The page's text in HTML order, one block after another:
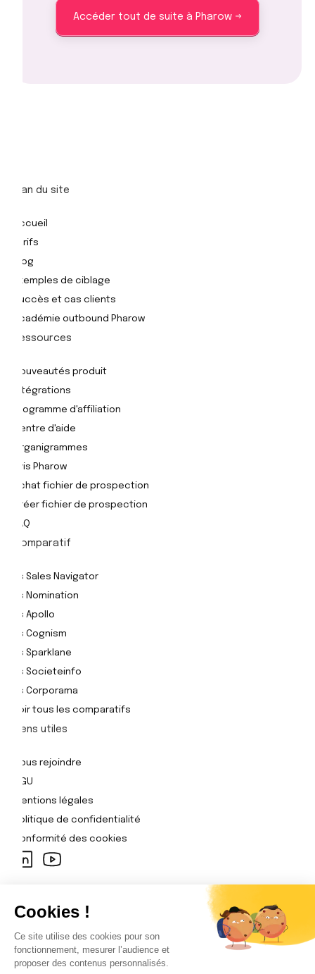
Accéder tout de suite à Pharow →
Plan du site
Accueil
Tarifs
Blog
Exemples de ciblage
Succès et cas clients
Académie outbound Pharow
Ressources
Nouveautés produit
Intégrations
Programme d'affiliation
Centre d'aide
Organigrammes
Avis Pharow
Achat fichier de prospection
Créer fichier de prospection
FAQ
Comparatif
Vs Sales Navigator
Vs Nomination
Vs Apollo
Vs Cognism
Vs Sparklane
Vs Societeinfo
Vs Corporama
Voir tous les comparatifs
Liens utiles
Nous rejoindre
CGU
Mentions légales
Politique de confidentialité
Conformité des cookies
Plateforme Pharow
Se connecter